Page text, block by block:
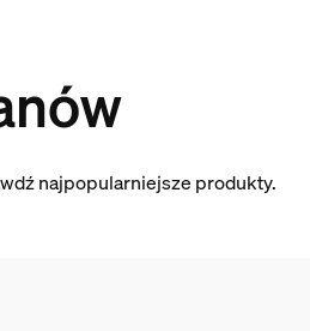
najpopularniejsze produkty.